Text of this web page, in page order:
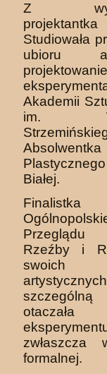
Z
Studiowała
ubioru
Akademii
im.
Białej.
Finalistka
Przeglądu
Rzeźby i
swoich
artystycznych
zwłaszcza
formalnej.